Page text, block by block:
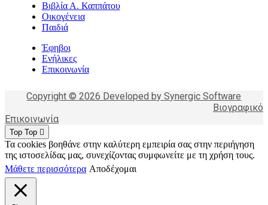
Βιβλία Α. Καππάτου
Οικογένεια
Παιδιά
Έφηβοι
Ενήλικες
Επικοινωνία
Copyright © 2026 Developed by Synergic Software
Βιογραφικό
Επικοινωνία
Top Top
Τα cookies βοηθάνε στην καλύτερη εμπειρία σας στην περιήγηση
της ιστοσελίδας μας, συνεχίζοντας συμφωνείτε με τη χρήση τους.
Μάθετε περισσότερα Αποδέχομαι